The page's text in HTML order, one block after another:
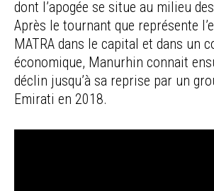
dont l’apogée se situe au milieu
Après le tournant que représente
MATRA dans le capital et dans un
économique, Manurhin connait
déclin jusqu’à sa reprise par un
Emirati en 2018.